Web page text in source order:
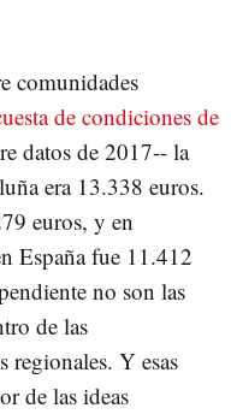
comunidades
de condiciones de
datos de 2017-- la
era 13.338 euros.
euros, y en
España fue 11.412
no son las
de las
regionales. Y esas
de las ideas